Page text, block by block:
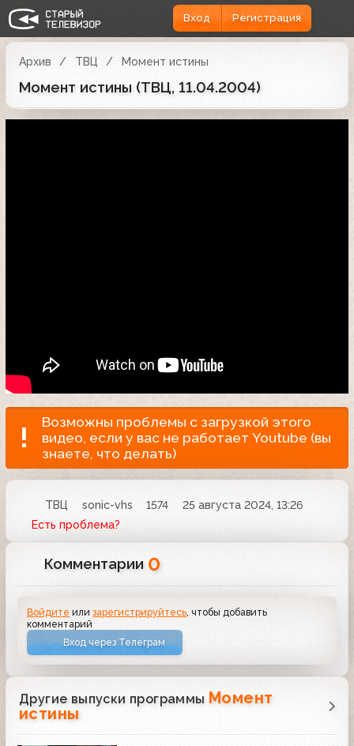
Вход Регистрация
Архив ТВЦ Момент истины
Момент истины (ТВЦ, 11.04.2004)
Возможны проблемы с загрузкой этого
видео, если у вас не работает Youtube (вы
знаете, что делать)
ТВЦ sonic-vhs 1574
25 августа 2024, 13:26
Есть проблема?
Комментарии 0
Войдите илизарегистрируйтесь , чтобы добавить
комментарий
Вход через Телеграм
Другие выпуски программы Момент
истины